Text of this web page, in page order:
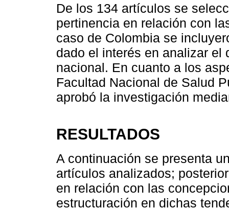
De los 134 artículos se
pertinencia en relación con
caso de Colombia se
dado el interés en analizar el
nacional. En cuanto a los
Facultad Nacional de Salud
aprobó la investigación
RESULTADOS
A continuación se presenta
artículos analizados;
en relación con las
estructuración en dichas